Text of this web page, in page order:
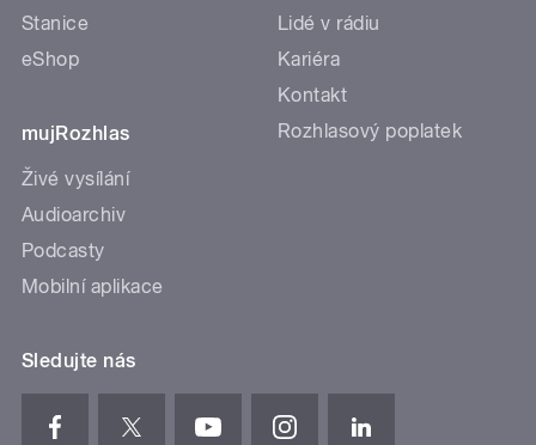
Stanice
eShop
mujRozhlas
Živé vysílání
Audioarchiv
Podcasty
Mobilní aplikace
Lidé v rádiu
Kariéra
Kontakt
Rozhlasový poplatek
Sledujte nás